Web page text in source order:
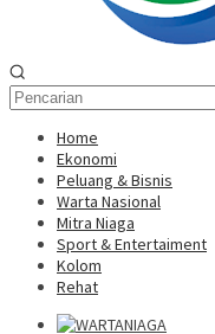
Home
Ekonomi
Peluang & Bisnis
Warta Nasional
Mitra Niaga
Sport & Entertaiment
Kolom
Rehat